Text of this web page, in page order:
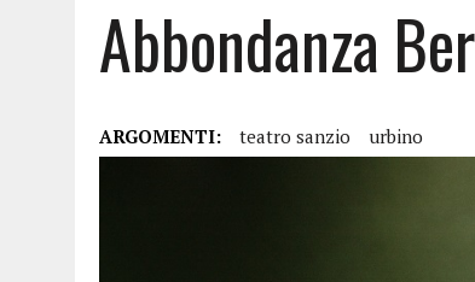
Abbondanza
ARGOMENTI: teatro sanzio urbino